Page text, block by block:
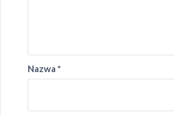
Nazwa *